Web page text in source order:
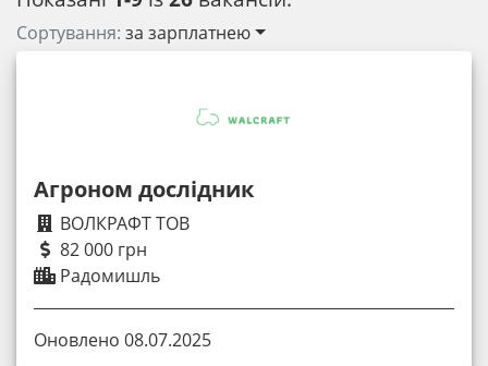
Сортування: за зарплатнею
Агроном дослідник
ВОЛКРАФТ ТОВ
82 000 грн
Радомишль
Оновлено 08.07.2025